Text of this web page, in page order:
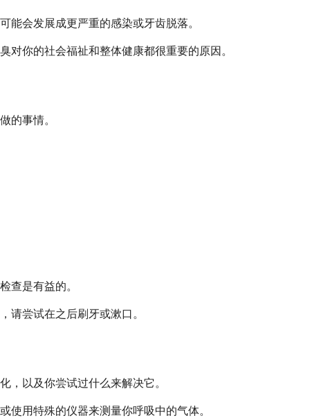
能会发展成更严重的感染或牙齿脱落。
你的社会福祉和整体健康都很重要的原因。
的事情。
查是有益的。
请尝试在之后刷牙或漱口。
，以及你尝试过什么来解决它。
用特殊的仪器来测量你呼吸中的气体。